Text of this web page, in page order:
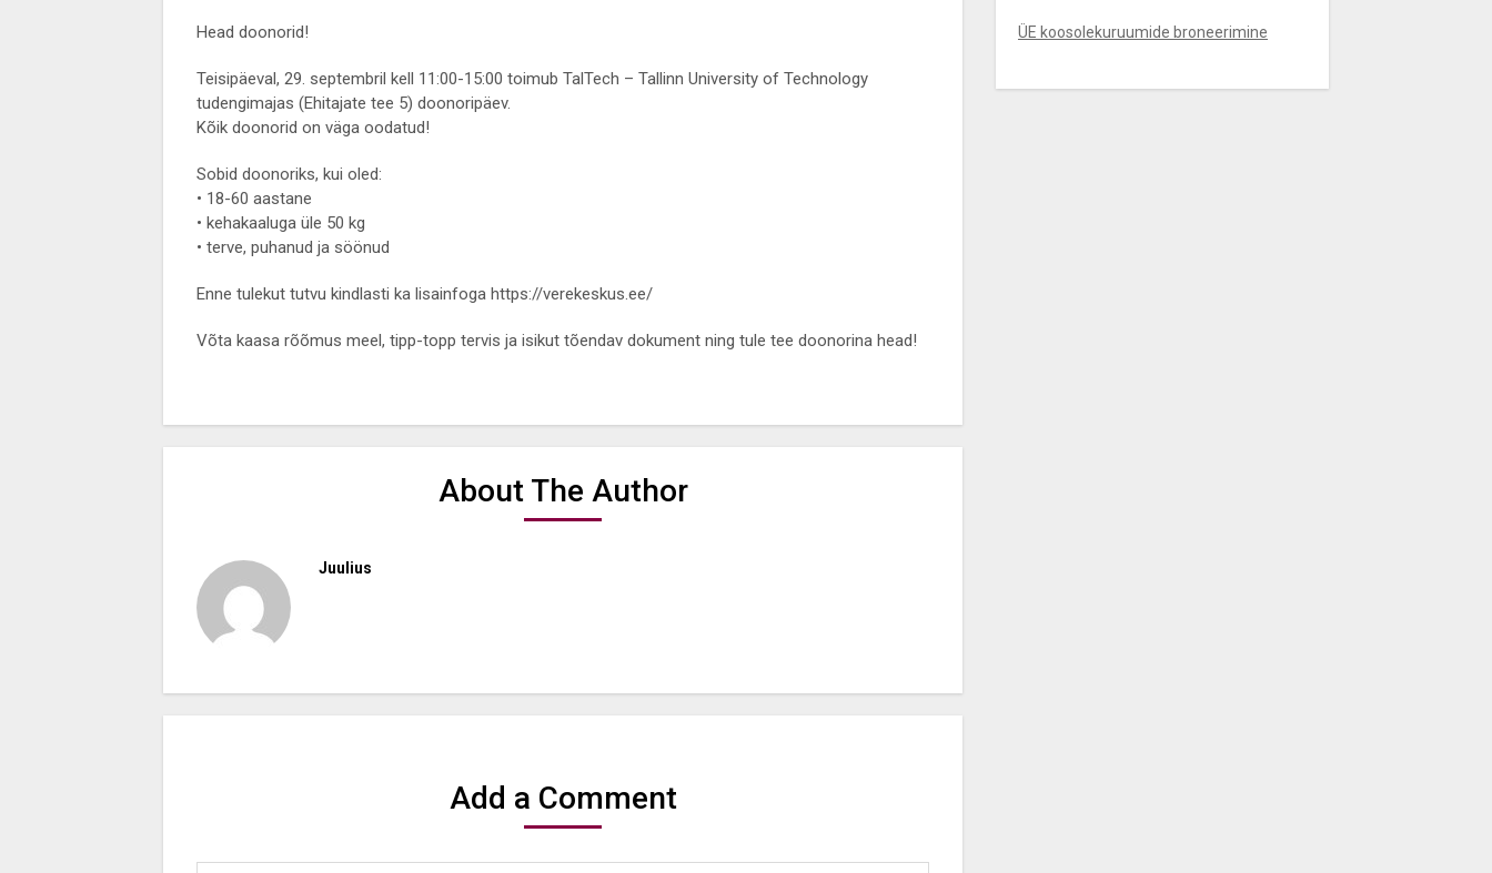
Head doonorid!
Teisipäeval, 29. septembril kell 11:00-15:00 toimub TalTech – Tallinn University of Technology
tudengimajas (Ehitajate tee 5) doonoripäev.
Kõik doonorid on väga oodatud!
Sobid doonoriks, kui oled:
• 18-60 aastane
• kehakaaluga üle 50 kg
• terve, puhanud ja söönud
Enne tulekut tutvu kindlasti ka lisainfoga https://verekeskus.ee/
Võta kaasa rõõmus meel, tipp-topp tervis ja isikut tõendav dokument ning tule tee doonorina head!
About The Author
Juulius
Add a Comment
ÜE koosolekuruumide broneerimine